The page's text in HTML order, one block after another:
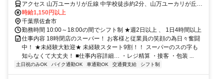
アクセス 山万ユーカリが丘線 中学校徒歩約2分、山万ユーカリが丘線
女子大徒歩約10分、山万ユーカリが丘線 井野（千葉県）徒歩約12分
時給1,150円以上
千葉県佐倉市
勤務時間 10:00～18:00の間でシフト制 ★週2日以上 、 1日4時間以上
仕事内容 18時閉店のスーパー！ お客様と従業員の笑顔の為日々奮闘
中！ ★未経験大歓迎★ 未経験スタート9割！！ スーパーのスの字も
知らなくて大丈夫！ ■仕事内容詳細… ・レジ精算 ・接客 ・包装 ...
土日祝のみOK バイク通勤OK 車通勤OK 交通費支給 シフト制